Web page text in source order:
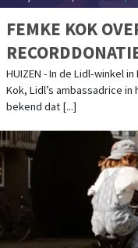
FEMKE KOK
NEDERLAND:
EN FRUIT
HUIZEN - In de Lidl‑winkel
Kok, Lidl’s ambassadrice
bekend dat [...]